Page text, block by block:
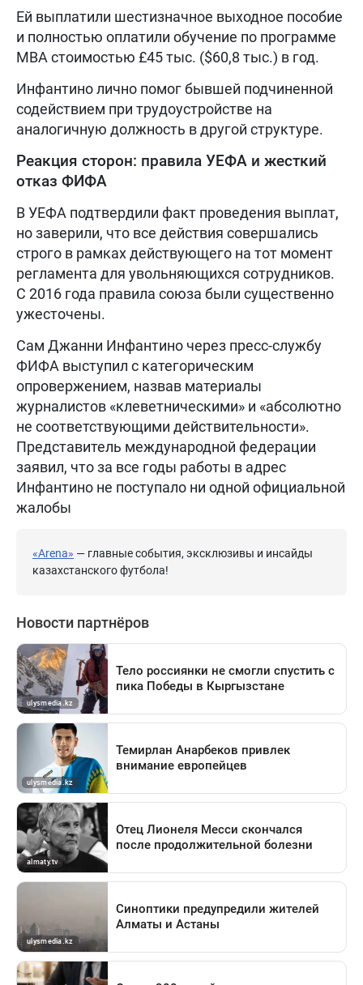
Ей выплатили шестизначное выходное пособие
и полностью оплатили обучение по программе
MBA стоимостью £45 тыс. ($60,8 тыс.) в год.
Инфантино лично помог бывшей подчиненной
содействием при трудоустройстве на
аналогичную должность в другой структуре.
Реакция сторон: правила УЕФА и жесткий
отказ ФИФА
В УЕФА подтвердили факт проведения выплат,
но заверили, что все действия совершались
строго в рамках действующего на тот момент
регламента для увольняющихся сотрудников.
С 2016 года правила союза были существенно
ужесточены.
Сам Джанни Инфантино через пресс-службу
ФИФА выступил с категорическим
опровержением, назвав материалы
журналистов «клеветническими» и «абсолютно
не соответствующими действительности».
Представитель международной федерации
заявил, что за все годы работы в адрес
Инфантино не поступало ни одной официальной
жалобы
«Arena» — главные события, эксклюзивы и инсайды
казахстанского футбола!